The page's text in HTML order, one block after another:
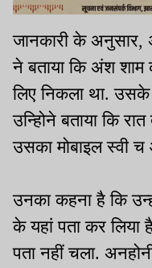
जानकारी के अनुसार,
ने बताया कि अंश
लिए निकला था. उसके
उन्होिने बताया कि
उसका मोबाइल स्वी
उनका कहना है कि
के यहां पता कर
पता नहीं चला.